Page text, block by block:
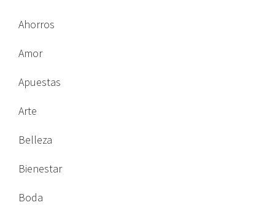
Ahorros
Amor
Apuestas
Arte
Belleza
Bienestar
Boda